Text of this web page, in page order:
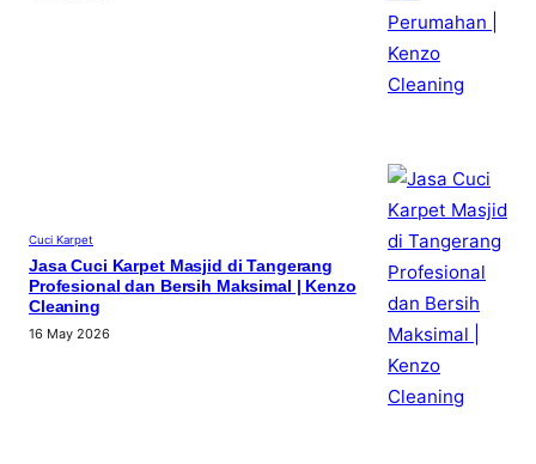
Cuci Karpet
Jasa Cuci Karpet Masjid di Tangerang
Profesional dan Bersih Maksimal | Kenzo
Cleaning
16 May 2026